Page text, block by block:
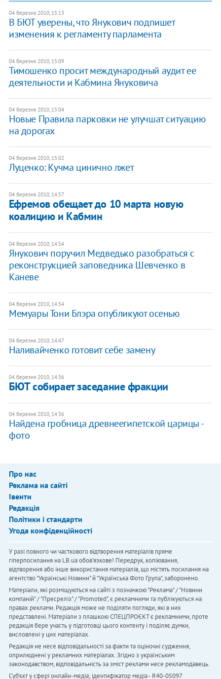
04 березня 2010, 15:13
В БЮТ уверены, что Янукович подпишет
изменения к регламенту парламента
04 березня 2010, 15:09
Тимошенко просит международный аудит ее
деятельности и Кабмина Януковича
04 березня 2010, 15:04
Новые Правила парковки не улучшат ситуацию
на дорогах
04 березня 2010, 15:02
Луценко: Кучма цинично лжет
04 березня 2010, 14:57
Ефремов обещает до 10 марта новую
коалицию и Кабмин
04 березня 2010, 14:54
Янукович поручил Медведько разобраться с
реконструкцией заповедника Шевченко в
Каневе
04 березня 2010, 14:54
Мемуары Тони Блэра опубликуют осенью
04 березня 2010, 14:47
Наливайченко готовит себе замену
04 березня 2010, 14:36
БЮТ собирает заседание фракции
04 березня 2010, 14:36
Найдена гробница древнеегипетской царицы -
фото
Про нас
Реклама на сайті
Івенти
Редакція
Політики і стандарти
Угода конфіденційності
У разі повного чи часткового відтворення матеріалів пряме
гіперпосилання на LB.ua обов'язкове! Передрук, копіювання,
відтворення або інше використання матеріалів, що містять посилання на
агентство "Українськi Новини" й "Українська Фото Група", заборонено.
Матеріали, які розміщуються на сайті з позначкою "Реклама" / "Новини
компаній" / "Пресреліз" / "Promoted", є рекламними та публікуються на
правах реклами. Редакція може не поділяти погляди, які в них
представлені. Матеріали з плашкою СПЕЦПРОЄКТ є рекламними, проте
редакція бере участь у підготовці цього контенту і поділяє думки,
висловлені у цих матеріалах.
Редакція не несе відповідальності за факти та оціночні судження,
оприлюднені у рекламних матеріалах. Згідно з українським
законодавством, відповідальність за зміст реклами несе рекламодавець.
Cуб'єкт у сфері онлайн-медіа; ідентифікатор медіа - R40-05097